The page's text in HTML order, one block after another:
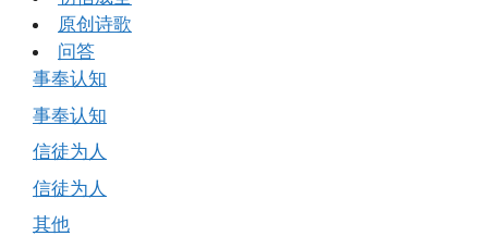
原创诗歌
问答
事奉认知
事奉认知
信徒为人
信徒为人
其他